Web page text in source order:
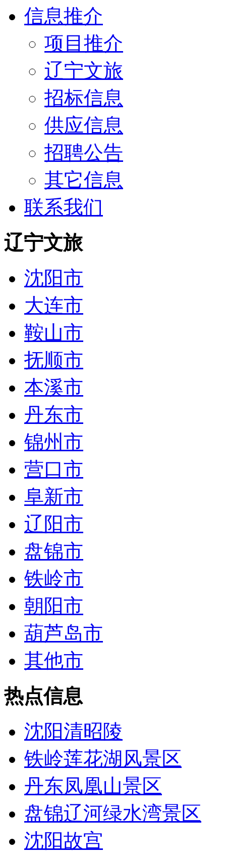
信息推介
项目推介
辽宁文旅
招标信息
供应信息
招聘公告
其它信息
联系我们
辽宁文旅
沈阳市
大连市
鞍山市
抚顺市
本溪市
丹东市
锦州市
营口市
阜新市
辽阳市
盘锦市
铁岭市
朝阳市
葫芦岛市
其他市
热点信息
沈阳清昭陵
铁岭莲花湖风景区
丹东凤凰山景区
盘锦辽河绿水湾景区
沈阳故宫